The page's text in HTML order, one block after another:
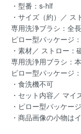
・型番：s-hlf
・サイズ（約）／
専用洗浄ブラシ：全
ピロー型パッケージ
・素材／ ストロー：
専用洗浄用ブラシ：
ピロー型パッケージ
・食洗機不可
・セット内容／ マ
・ピロー型パッケー
・商品画像の小物は